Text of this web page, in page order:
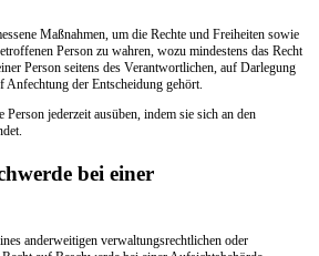
Maßnahmen, um die Rechte und Freiheiten sowie
Person zu wahren, wozu mindestens das Recht
Person seitens des Verantwortlichen, auf Darlegung
Anfechtung der Entscheidung gehört.
jederzeit ausüben, indem sie sich an den
bei einer
anderweitigen verwaltungsrechtlichen oder